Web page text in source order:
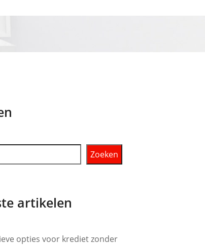
Zoeken
artikelen
opties voor krediet zonder